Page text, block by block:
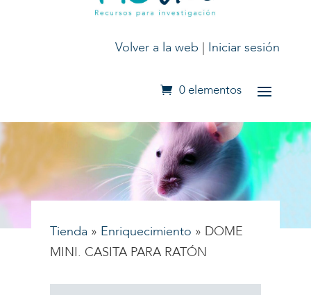
Volver a la web | Iniciar sesión
0 elementos
Tienda » Enriquecimiento » DOME
MINI. CASITA PARA RATÓN